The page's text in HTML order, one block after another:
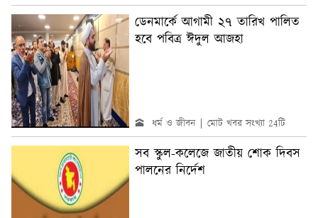
ডেনমার্কে আগামী ২৭ তারিখ পালিত
হবে পবিত্র ঈদুল আজহা
🕋 ধর্ম ও জীবন মোট খবর সংখ্যা 24টি
সব স্কুল-কলেজে জাতীয় শোক দিবস
পালনের নির্দেশ